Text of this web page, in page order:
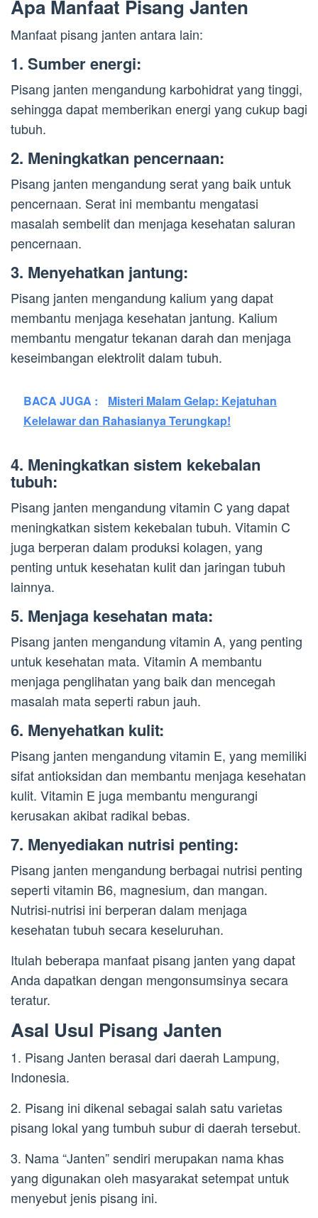
Apa Manfaat Pisang Janten
Manfaat pisang janten antara lain:
1. Sumber energi:
Pisang janten mengandung karbohidrat yang tinggi,
sehingga dapat memberikan energi yang cukup bagi
tubuh.
2. Meningkatkan pencernaan:
Pisang janten mengandung serat yang baik untuk
pencernaan. Serat ini membantu mengatasi
masalah sembelit dan menjaga kesehatan saluran
pencernaan.
3. Menyehatkan jantung:
Pisang janten mengandung kalium yang dapat
membantu menjaga kesehatan jantung. Kalium
membantu mengatur tekanan darah dan menjaga
keseimbangan elektrolit dalam tubuh.
BACA JUGA :
Misteri Malam Gelap: Kejatuhan
Kelelawar dan Rahasianya Terungkap!
4. Meningkatkan sistem kekebalan
tubuh:
Pisang janten mengandung vitamin C yang dapat
meningkatkan sistem kekebalan tubuh. Vitamin C
juga berperan dalam produksi kolagen, yang
penting untuk kesehatan kulit dan jaringan tubuh
lainnya.
5. Menjaga kesehatan mata:
Pisang janten mengandung vitamin A, yang penting
untuk kesehatan mata. Vitamin A membantu
menjaga penglihatan yang baik dan mencegah
masalah mata seperti rabun jauh.
6. Menyehatkan kulit:
Pisang janten mengandung vitamin E, yang memiliki
sifat antioksidan dan membantu menjaga kesehatan
kulit. Vitamin E juga membantu mengurangi
kerusakan akibat radikal bebas.
7. Menyediakan nutrisi penting:
Pisang janten mengandung berbagai nutrisi penting
seperti vitamin B6, magnesium, dan mangan.
Nutrisi-nutrisi ini berperan dalam menjaga
kesehatan tubuh secara keseluruhan.
Itulah beberapa manfaat pisang janten yang dapat
Anda dapatkan dengan mengonsumsinya secara
teratur.
Asal Usul Pisang Janten
1. Pisang Janten berasal dari daerah Lampung,
Indonesia.
2. Pisang ini dikenal sebagai salah satu varietas
pisang lokal yang tumbuh subur di daerah tersebut.
3. Nama “Janten” sendiri merupakan nama khas
yang digunakan oleh masyarakat setempat untuk
menyebut jenis pisang ini.